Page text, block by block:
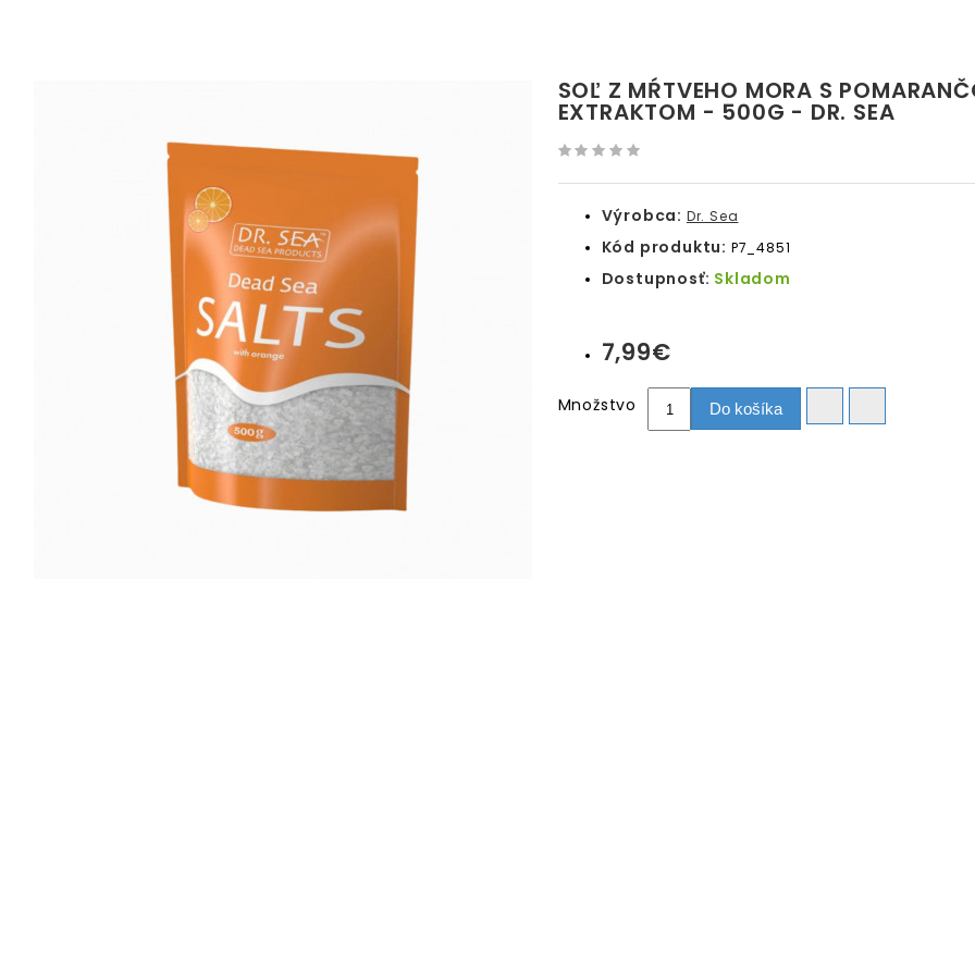
SOĽ Z MŔTVEHO MORA S
EXTRAKTOM - 500G - DR. SEA
Výrobca: Dr. Sea
Kód produktu: P7_4851
Dostupnosť: Skladom
7,99€
Množstvo Do košíka